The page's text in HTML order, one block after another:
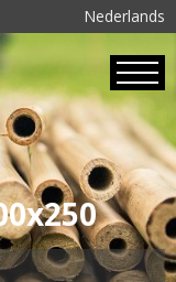
Nederlands